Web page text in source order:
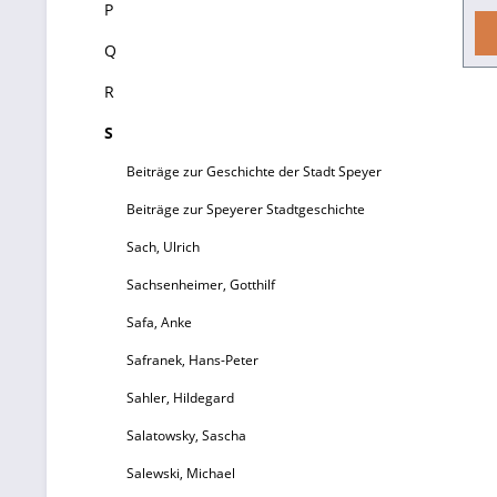
P
Q
R
S
Beiträge zur Geschichte der Stadt Speyer
Beiträge zur Speyerer Stadtgeschichte
Sach, Ulrich
Sachsenheimer, Gotthilf
Safa, Anke
Safranek, Hans-Peter
Sahler, Hildegard
Salatowsky, Sascha
Salewski, Michael